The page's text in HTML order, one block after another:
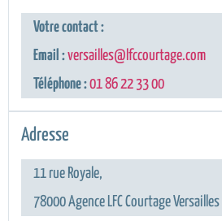
Votre contact :
Email :versailles@lfccourtage.com
Téléphone :01 86 22 33 00
Adresse
11 rue Royale,
78000 Agence LFC Courtage Versailles